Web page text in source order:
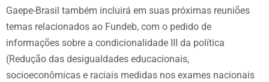
Gaepe-Brasil também incluirá em suas próximas reuniões
temas relacionados ao Fundeb, com o pedido de
informações sobre a condicionalidade III da política
(Redução das desigualdades educacionais,
socioeconômicas e raciais medidas nos exames nacionais